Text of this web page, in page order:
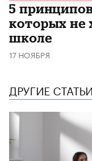
5
которых не
школе
17 НОЯБРЯ
ДРУГИЕ